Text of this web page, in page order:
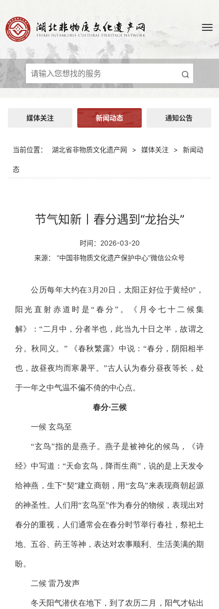
媒体关注 新闻动态 通知公告
当前位置： 湖北省非物质文化遗产网 > 媒体关注 > 新闻动
态
节气知新丨春分遇到“龙抬头”
时间：2026-03-20
来源： “中国非物质文化遗产保护中心”微信公众号
公历每年大约在3 月 20 日，太阳正好位于黄经0°，
阳光直射赤道时是“春分”。《月令七十二候集
解》：“二月中，分者半也，此当九十日之半，故谓之
分。秋同义。” 《春秋繁露》中说：“春分，阴阳相半
也，故昼夜均而寒暑平。”古人认为春分昼夜等长，处
于一年之中气温不偏不倚的中心点。
春分·三候
一候 玄鸟至
“玄鸟”指的是燕子。燕子是被神化的候鸟，《诗
经》中写道：“天命玄鸟，降而生商”，说的是上天发令
给神燕，生下“契”建立商朝，用“玄鸟”来表现商朝起源
的神圣性。人们用“玄鸟至”作为春分的物候，表现出对
春分的重视，人们通常会在春分时节举行春社，祭祀土
地、五谷、药王等神，表达对农事顺利、生活美满的期
盼。
二候 雷乃发声
冬天阳气潜伏在地下，到了农历二月，阳气才钻出